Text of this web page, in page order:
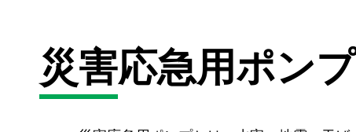
災害応急用ポン